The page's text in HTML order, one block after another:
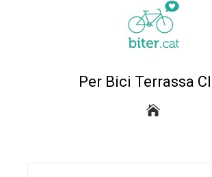
Per Bici Terrassa